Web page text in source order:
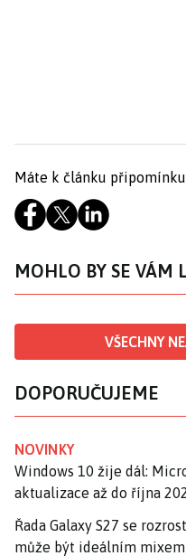
Máte k článku
MOHLO BY SE VÁM
VŠECHNY
DOPORUČUJEME
NOVINKY
Windows 10 žije dál:
aktualizace až do října
Řada Galaxy S27 se
může být ideálním